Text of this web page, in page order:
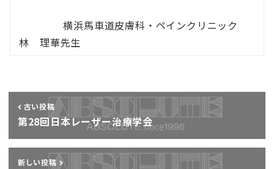
横浜馬車道皮膚科・ペインクリニック
林 理華先生
古い投稿
第28回日本レーザー治療学会
新しい投稿